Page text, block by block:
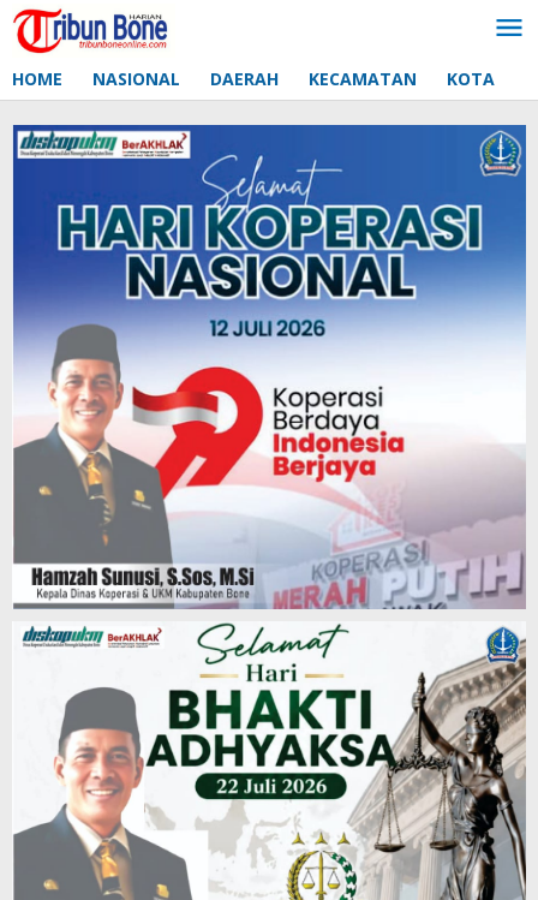
Lewati
ke
HOME NASIONAL DAERAH KECAMATAN KOTA